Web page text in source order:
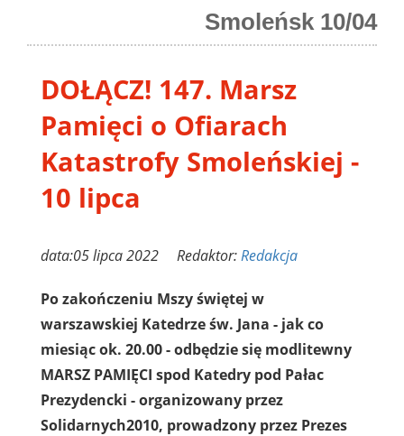
Smoleńsk 10/04
DOŁĄCZ! 147. Marsz
Pamięci o Ofiarach
Katastrofy Smoleńskiej -
10 lipca
data:05 lipca 2022 Redaktor:Redakcja
Po zakończeniu Mszy świętej w
warszawskiej Katedrze św. Jana - jak co
miesiąc ok. 20.00 - odbędzie się modlitewny
MARSZ PAMIĘCI spod Katedry pod Pałac
Prezydencki - organizowany przez
Solidarnych2010, prowadzony przez Prezes